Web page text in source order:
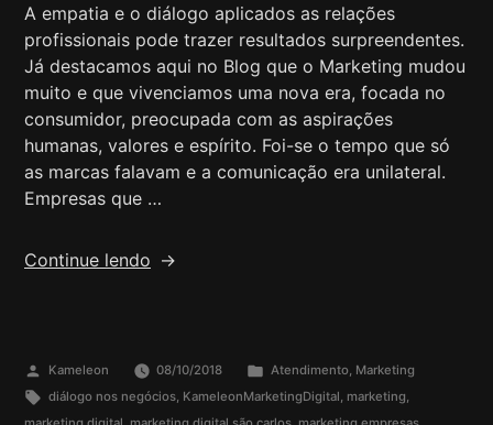
A empatia e o diálogo aplicados as relações
profissionais pode trazer resultados surpreendentes.
Já destacamos aqui no Blog que o Marketing mudou
muito e que vivenciamos uma nova era, focada no
consumidor, preocupada com as aspirações
humanas, valores e espírito. Foi-se o tempo que só
as marcas falavam e a comunicação era unilateral.
Empresas que …
Continue lendo
Kameleon 08/10/2018 Atendimento, Marketing
diálogo nos negócios, KameleonMarketingDigital, marketing,